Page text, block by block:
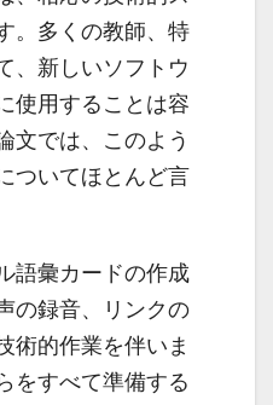
。多くの教師、特
、新しいソフトウ
使用することは容
文では、このよう
ついてほとんど言
語彙カードの作成
の録音、リンクの
術的作業を伴いま
をすべて準備する